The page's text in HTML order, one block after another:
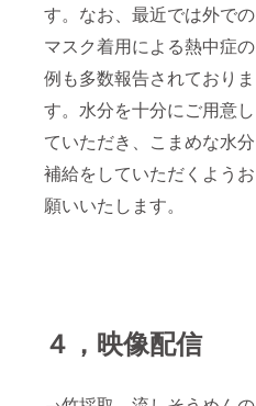
す。なお、最近では外での
マスク着用による熱中症の
例も多数報告されておりま
す。水分を十分にご用意し
ていただき、こまめな水分
補給をしていただくようお
願いいたします。
４，映像配信